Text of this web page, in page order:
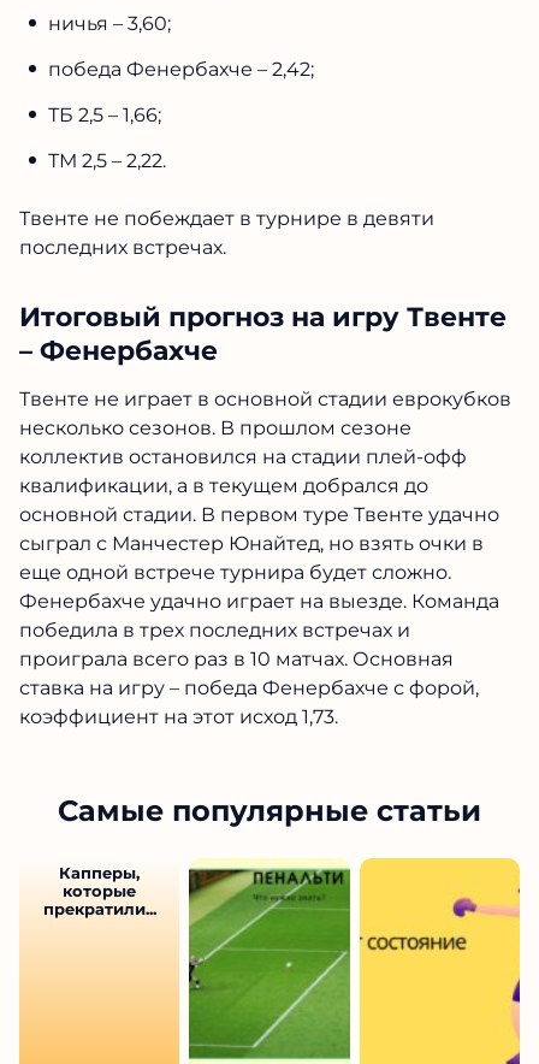
ничья – 3,60;
победа Фенербахче – 2,42;
ТБ 2,5 – 1,66;
ТМ 2,5 – 2,22.
Твенте не побеждает в турнире в девяти
последних встречах.
Итоговый прогноз на игру Твенте
– Фенербахче
Твенте не играет в основной стадии еврокубков
несколько сезонов. В прошлом сезоне
коллектив остановился на стадии плей-офф
квалификации, а в текущем добрался до
основной стадии. В первом туре Твенте удачно
сыграл с Манчестер Юнайтед, но взять очки в
еще одной встрече турнира будет сложно.
Фенербахче удачно играет на выезде. Команда
победила в трех последних встречах и
проиграла всего раз в 10 матчах. Основная
ставка на игру – победа Фенербахче с форой,
коэффициент на этот исход 1,73.
Самые популярные статьи
Капперы,
которые
прекратили...